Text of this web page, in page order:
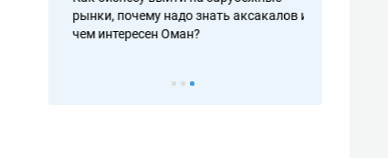
рынки, почему надо знать аксакалов и
чем интересен Оман?